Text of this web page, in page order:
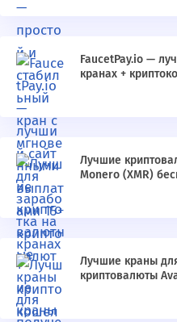
FaucetPay.io —
кранах +
Лучшие
Monero (XMR)
Лучшие краны
криптовалюты